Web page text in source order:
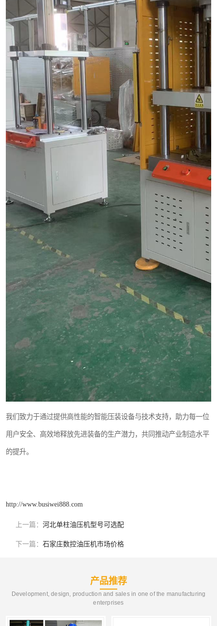
我们致力于通过提供高性能的智能压装设备与技术支持，助力每一位
用户安全、高效地释放先进装备的生产潜力，共同推动产业制造水平
的提升。
http://www.busiwei888.com
上一篇： 河北单柱油压机型号可选配
下一篇： 石家庄数控油压机市场价格
产品推荐
Development, design, production and sales in one of the manufacturing
enterprises